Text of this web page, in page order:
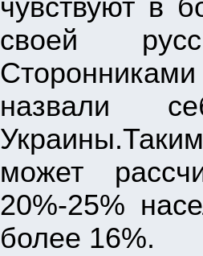
чувствуют в
своей
назвали
может
20%-25%
более 16%.